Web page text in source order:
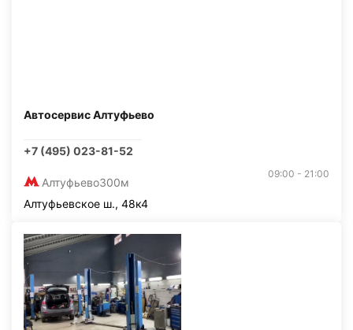
Автосервис Алтуфьево
+7 (495) 023-81-52
Алтуфьево300м
09:00 - 21:00
Алтуфьевское ш., 48к4